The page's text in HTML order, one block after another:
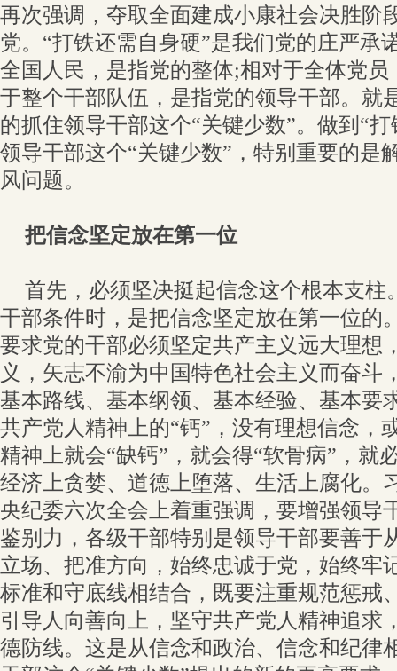
再次强调，夺取全面建成小康社会决胜阶
党。“打铁还需自身硬”是我们党的庄严承
全国人民，是指党的整体;相对于全体党
于整个干部队伍，是指党的领导干部。就
的抓住领导干部这个“关键少数”。做到“
领导干部这个“关键少数”，特别重要的是
风问题。
把信念坚定放在第一位
首先，必须坚决挺起信念这个根本支柱
干部条件时，是把信念坚定放在第一位的
要求党的干部必须坚定共产主义远大理想
义，矢志不渝为中国特色社会主义而奋斗
基本路线、基本纲领、基本经验、基本要
共产党人精神上的“钙”，没有理想信念，
精神上就会“缺钙”，就会得“软骨病”，就
经济上贪婪、道德上堕落、生活上腐化。
央纪委六次全会上着重强调，要增强领导
鉴别力，各级干部特别是领导干部要善于
立场、把准方向，始终忠诚于党，始终牢
标准和守底线相结合，既要注重规范惩戒
引导人向善向上，坚守共产党人精神追求
德防线。这是从信念和政治、信念和纪律